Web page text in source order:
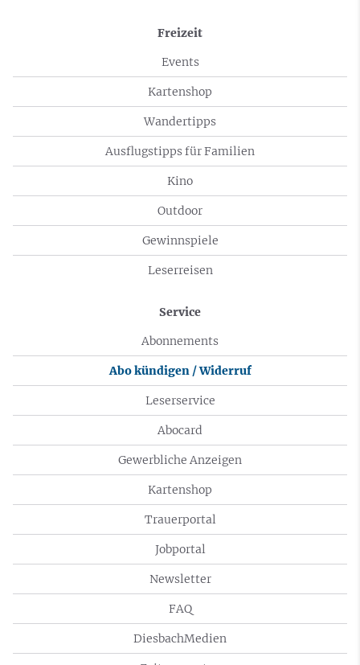
Freizeit
Events
Kartenshop
Wandertipps
Ausflugstipps für Familien
Kino
Outdoor
Gewinnspiele
Leserreisen
Service
Abonnements
Abo kündigen / Widerruf
Leserservice
Abocard
Gewerbliche Anzeigen
Kartenshop
Trauerportal
Jobportal
Newsletter
FAQ
DiesbachMedien